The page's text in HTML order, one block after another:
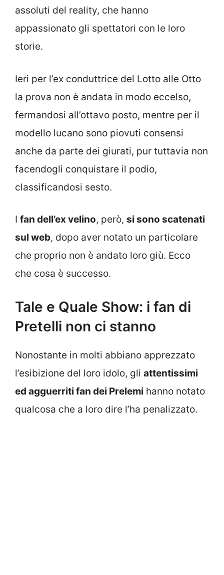
assoluti del reality, che hanno
appassionato gli spettatori con le loro
storie.
Ieri per l’ex conduttrice del Lotto alle Otto
la prova non è andata in modo eccelso,
fermandosi all’ottavo posto, mentre per il
modello lucano sono piovuti consensi
anche da parte dei giurati, pur tuttavia non
facendogli conquistare il podio,
classificandosi sesto.
I fan dell’ex velino, però, si sono scatenati
sul web, dopo aver notato un particolare
che proprio non è andato loro giù. Ecco
che cosa è successo.
Tale e Quale Show: i fan di
Pretelli non ci stanno
Nonostante in molti abbiano apprezzato
l’esibizione del loro idolo, gli attentissimi
ed agguerriti fan dei Prelemi hanno notato
qualcosa che a loro dire l’ha penalizzato.